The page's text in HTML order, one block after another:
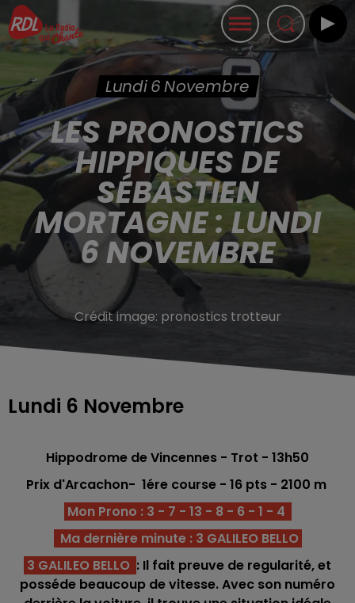
Lundi 6 Novembre
LES PRONOSTICS
HIPPIQUES DE
SÉBASTIEN
MORTAGNE : LUNDI
6 NOVEMBRE
Crédit image: pronostics trotteur
Lundi 6 Novembre
Hippodrome de Vincennes - Trot - 13h50
Prix d'Arcachon- 1ére course - 16 pts - 2100 m
Mon Prono : 3 - 7 - 13 - 8 - 6 - 1 - 4
Ma dernière minute : 3 GALILEO BELLO
3 GALILEO BELLO : Il fait preuve de regularité, et
posséde beaucoup de vitesse. Avec son numéro